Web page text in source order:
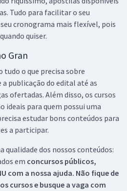
Tudo para facilitar o seu
cronograma mais flexível, pois
quiser.
Gran
tudo o que precisa sobre
a publicação do edital até as
ofertadas. Além disso, os cursos
ideais para quem possui uma
estudar bons conteúdos para
a participar.
qualidade dos nossos conteúdos:
em concursos públicos,
com a nossa ajuda. Não fique de
cursos e busque a vaga com